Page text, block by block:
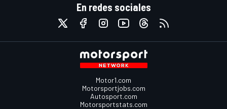
En redes sociales
Motor1.com
Motorsportjobs.com
Autosport.com
Motorsportstats.com